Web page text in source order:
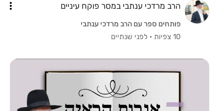
הרב מרדכי ענתבי במסר פוקח עיניים
פותחים ספר עם הרב מרדכי ענתבי
10 צפיות
· לפני שנתיים